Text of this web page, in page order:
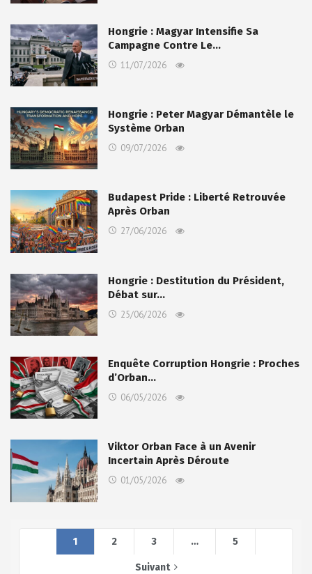
Hongrie : Magyar Intensifie Sa
Campagne Contre Le…
11/07/2026
Hongrie : Peter Magyar Démantèle le
Système Orban
09/07/2026
Budapest Pride : Liberté Retrouvée
Après Orban
27/06/2026
Hongrie : Destitution du Président,
Débat sur…
25/06/2026
Enquête Corruption Hongrie : Proches
d’Orban…
06/05/2026
Viktor Orban Face à un Avenir
Incertain Après Déroute
01/05/2026
1 2 3 … 5
Suivant